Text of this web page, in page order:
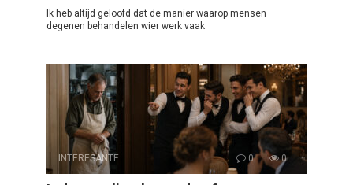
Ik heb altijd geloofd dat de manier waarop mensen
degenen behandelen wier werk vaak
INTERESANTE 0 0